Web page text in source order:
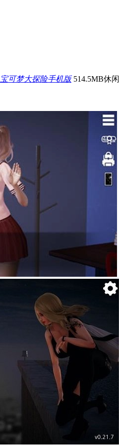
宝可梦大探险手机版 514.5MB休闲